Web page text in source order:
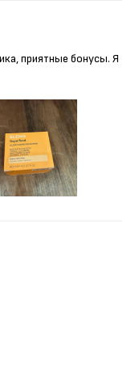
приятные бонусы. Я